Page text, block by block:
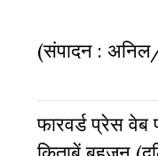
(संपादन :
फारवर्ड प्रेस वेब